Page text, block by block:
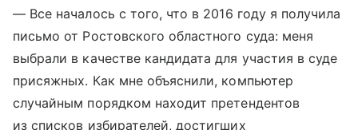
— Все началось с того, что в 2016 году я получила
письмо от Ростовского областного суда: меня
выбрали в качестве кандидата для участия в суде
присяжных. Как мне объяснили, компьютер
случайным порядком находит претендентов
из списков избирателей, достигших